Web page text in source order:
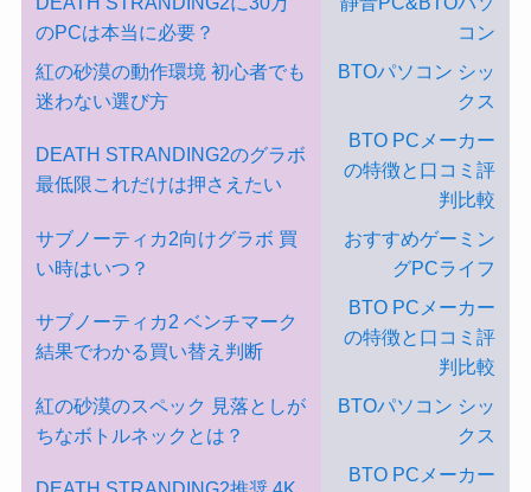
のPCは本当に必要？
コン
紅の砂漠の動作環境 初心者でも
迷わない選び方
BTOパソコン シッ
クス
DEATH STRANDING2のグラボ
最低限これだけは押さえたい
BTO PCメーカー
の特徴と口コミ評
判比較
サブノーティカ2向けグラボ 買
い時はいつ？
おすすめゲーミン
グPCライフ
サブノーティカ2 ベンチマーク
結果でわかる買い替え判断
BTO PCメーカー
の特徴と口コミ評
判比較
紅の砂漠のスペック 見落としが
ちなボトルネックとは？
BTOパソコン シッ
クス
BTO PCメーカー